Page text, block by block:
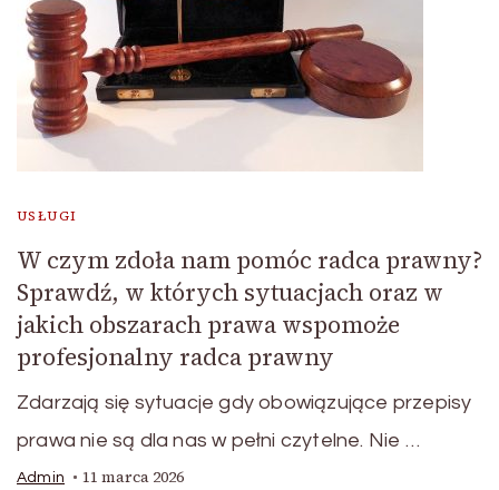
USŁUGI
W czym zdoła nam pomóc radca prawny?
Sprawdź, w których sytuacjach oraz w
jakich obszarach prawa wspomoże
profesjonalny radca prawny
Zdarzają się sytuacje gdy obowiązujące przepisy
prawa nie są dla nas w pełni czytelne. Nie …
Admin 11 marca 2026